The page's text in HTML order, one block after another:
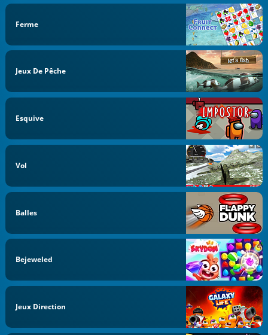
Ferme
Jeux De Pêche
Esquive
Vol
Balles
Bejeweled
Jeux Direction